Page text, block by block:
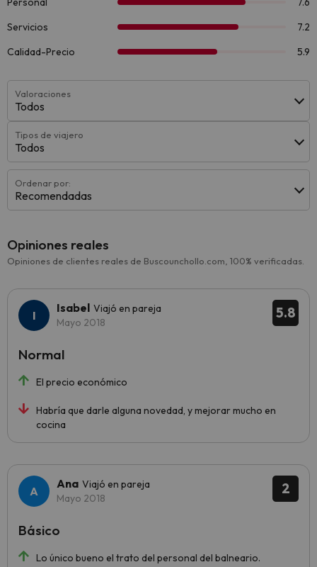
Valoraciones
Todos
Tipos de viajero
Todos
Ordenar por:
Recomendadas
Opiniones reales
Opiniones de clientes reales de Buscounchollo.com, 100% verificadas.
5.8
Isabel Viajó en pareja
Mayo 2018
El precio económico
Habría que darle alguna novedad, y mejorar mucho en
cocina
Normal
2
Ana Viajó en pareja
Mayo 2018
Lo único bueno el trato del personal del balneario.
Básico